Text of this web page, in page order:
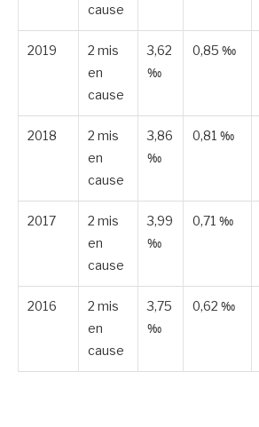
cause
2019
2 mis
en
cause
3,62
‰
0,85 ‰
2018
2 mis
en
cause
3,86
‰
0,81 ‰
2017
2 mis
en
cause
3,99
‰
0,71 ‰
2016
2 mis
en
cause
3,75
‰
0,62 ‰